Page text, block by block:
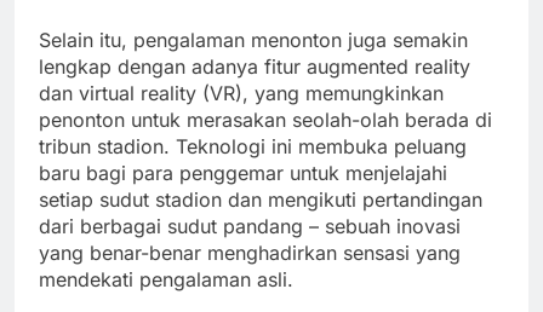
Selain itu, pengalaman menonton juga semakin
lengkap dengan adanya fitur augmented reality
dan virtual reality (VR), yang memungkinkan
penonton untuk merasakan seolah-olah berada di
tribun stadion. Teknologi ini membuka peluang
baru bagi para penggemar untuk menjelajahi
setiap sudut stadion dan mengikuti pertandingan
dari berbagai sudut pandang – sebuah inovasi
yang benar-benar menghadirkan sensasi yang
mendekati pengalaman asli.